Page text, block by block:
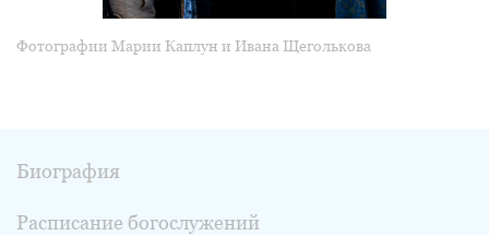
Фотографии Марии Каплун и Ивана Щеголькова
Биография
Расписание богослужений